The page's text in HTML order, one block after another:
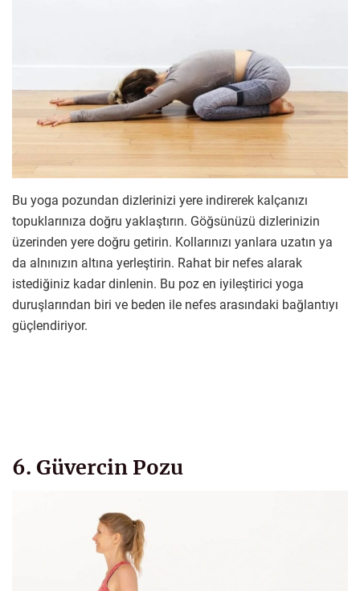
Bu yoga pozundan dizlerinizi yere indirerek kalçanızı
topuklarınıza doğru yaklaştırın. Göğsünüzü dizlerinizin
üzerinden yere doğru getirin. Kollarınızı yanlara uzatın ya
da alnınızın altına yerleştirin. Rahat bir nefes alarak
istediğiniz kadar dinlenin. Bu poz en iyileştirici yoga
duruşlarından biri ve beden ile nefes arasındaki bağlantıyı
güçlendiriyor.
6. Güvercin Pozu